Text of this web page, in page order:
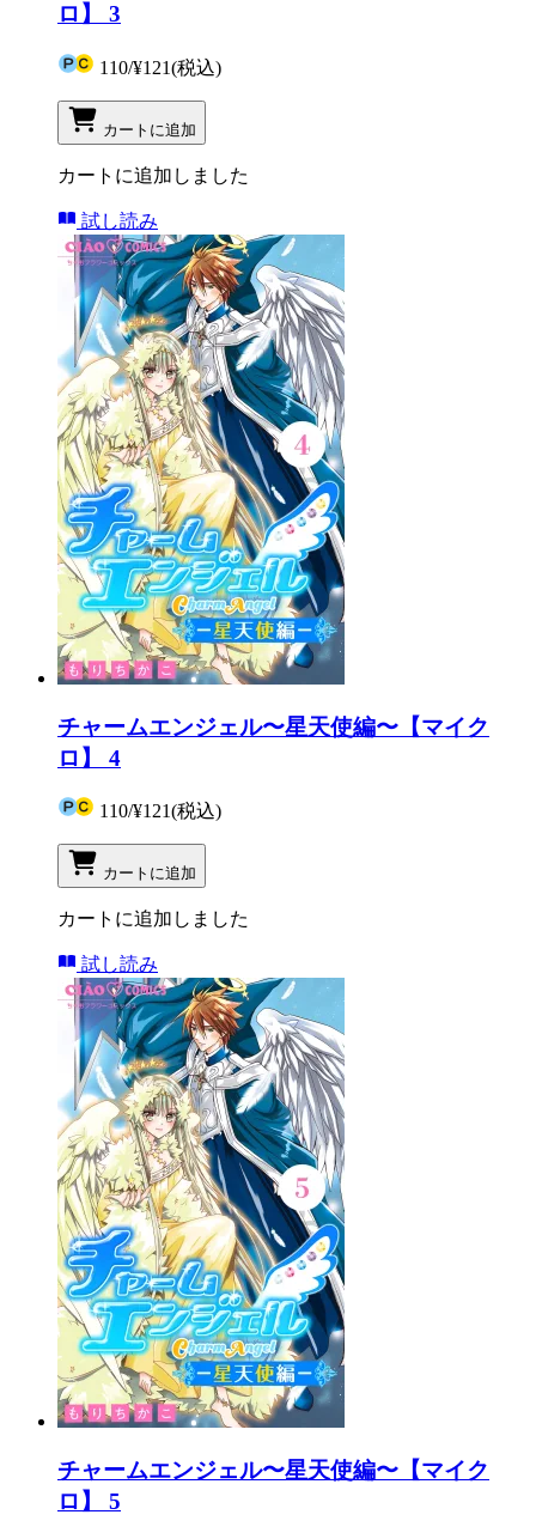
ロ】 3
110/¥121(税込)
カートに追加
カートに追加しました
試し読み
チャームエンジェル〜星天使編〜【マイク
ロ】 4
110/¥121(税込)
カートに追加
カートに追加しました
試し読み
チャームエンジェル〜星天使編〜【マイク
ロ】 5